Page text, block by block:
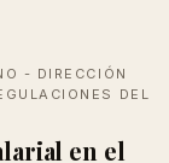
- DIRECCIÓN
DEL
en el